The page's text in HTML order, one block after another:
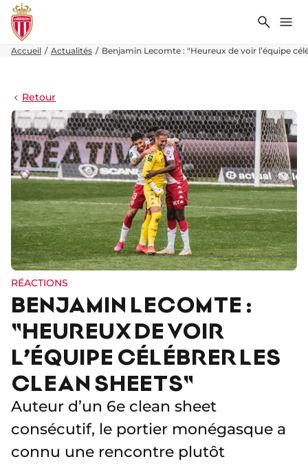
Accueil Actualités Benjamin Lecomte : "Heureux de voir l’équipe
Retour
RÉACTIONS
BENJAMIN LECOMTE :
"HEUREUX DE VOIR
L’ÉQUIPE CÉLÉBRER LES
CLEAN SHEETS"
Auteur d’un 6e clean sheet
consécutif, le portier monégasque a
connu une rencontre plutôt